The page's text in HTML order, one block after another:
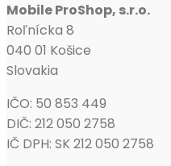
Mobile ProShop, s.r.o.
Roľnícka 8
040 01 Košice
Slovakia
IČO: 50 853 449
DIČ: 212 050 2758
IČ DPH: SK 212 050 2758